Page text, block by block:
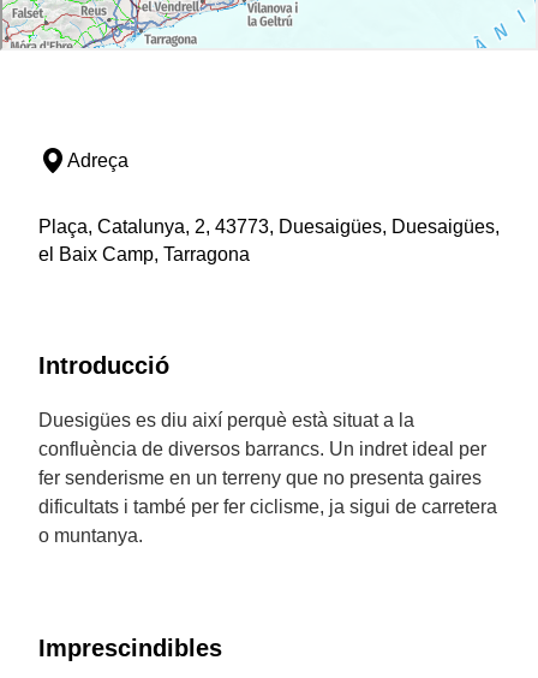
Adreça
Plaça, Catalunya, 2, 43773, Duesaigües, Duesaigües,
el Baix Camp, Tarragona
Introducció
Duesigües es diu així perquè està situat a la
confluència de diversos barrancs. Un indret ideal per
fer senderisme en un terreny que no presenta gaires
dificultats i també per fer ciclisme, ja sigui de carretera
o muntanya.
Imprescindibles